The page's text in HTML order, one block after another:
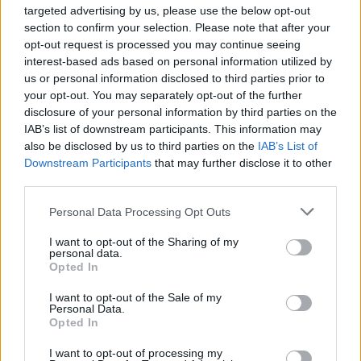
targeted advertising by us, please use the below opt-out
section to confirm your selection. Please note that after your
opt-out request is processed you may continue seeing
interest-based ads based on personal information utilized by
us or personal information disclosed to third parties prior to
your opt-out. You may separately opt-out of the further
disclosure of your personal information by third parties on the
IAB’s list of downstream participants. This information may
also be disclosed by us to third parties on the IAB’s List of
Downstream Participants that may further disclose it to other
Please note that this website/app uses one or more Google
not limited to your visit or usage behaviour. You may click to
grant or deny consent to Google and its third-party tags to
use your data for below specified purposes in below Google
consent section.
Personal Data Processing Opt Outs
I want to opt-out of the Sharing of my
personal data.
Opted In
I want to opt-out of the Sale of my
Personal Data.
Opted In
I want to opt-out of processing my
3η ημέρα (14/5)
ΓΣ Ηρακλής Κηφισιάς – ΑΣ Ασκληπιός Τρικάλων 3-0 (25-
14, 25-21, 25-22)
AO Αιγάλεω – ΑΣ Μακεδόνες Αξιού 3-1 (16-25, 25-22, 25-
15, 25-23)
TAGS
#ΑΙΓΑΛΕΩ
#ΑΣΚΛΗΠΙΟΣ ΤΡΙΚΑΛΩΝ
#ΜΑΥΡΟΜΜΑΤΗΣ
#ΠΑΝΕΛΛΗΝΙΟ ΚΟΡΑΣΙΔΩΝ